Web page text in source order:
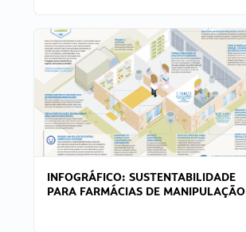
INFOGRÁFICO: SUSTENTABILIDADE
PARA FARMÁCIAS DE MANIPULAÇÃO